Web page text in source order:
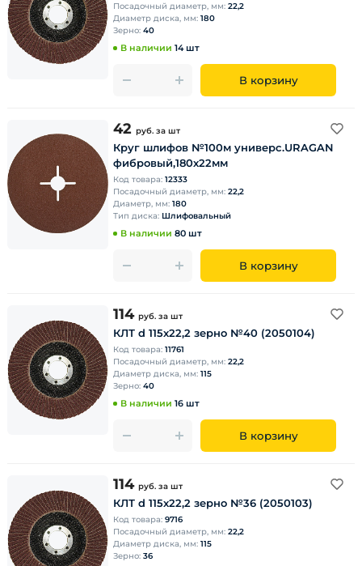
Посадочный диаметр, мм: 22,2
Диаметр диска, мм: 180
Зерно: 40
В наличии 14 шт
В корзину
42 руб. за шт
Круг шлифов №100м универс.URAGAN
фибровый,180х22мм
Код товара: 12333
Посадочный диаметр, мм: 22,2
Диаметр, мм: 180
Тип диска: Шлифовальный
В наличии 80 шт
В корзину
114 руб. за шт
КЛТ d 115х22,2 зерно №40 (2050104)
Код товара: 11761
Посадочный диаметр, мм: 22,2
Диаметр диска, мм: 115
Зерно: 40
В наличии 16 шт
В корзину
114 руб. за шт
КЛТ d 115х22,2 зерно №36 (2050103)
Код товара: 9716
Посадочный диаметр, мм: 22,2
Диаметр диска, мм: 115
Зерно: 36